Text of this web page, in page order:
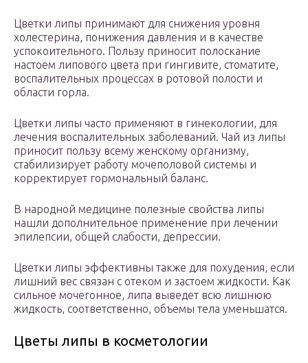
Цветки липы принимают для снижения уровня
холестерина, понижения давления и в качестве
успокоительного. Пользу приносит полоскание
настоем липового цвета при гингивите, стоматите,
воспалительных процессах в ротовой полости и
области горла.
Цветки липы часто применяют в гинекологии, для
лечения воспалительных заболеваний. Чай из липы
приносит пользу всему женскому организму,
стабилизирует работу мочеполовой системы и
корректирует гормональный баланс.
В народной медицине полезные свойства липы
нашли дополнительное применение при лечении
эпилепсии, общей слабости, депрессии.
Цветки липы эффективны также для похудения, если
лишний вес связан с отеком и застоем жидкости. Как
сильное мочегонное, липа выведет всю лишнюю
жидкость, соответственно, объемы тела уменьшатся.
Цветы липы в косметологии